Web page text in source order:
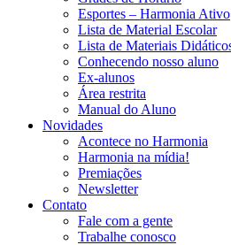
Esportes – Harmonia Ativo
Lista de Material Escolar
Lista de Materiais
Conhecendo nosso aluno
Ex-alunos
Área restrita
Manual do Aluno
Novidades
Acontece no Harmonia
Harmonia na mídia!
Premiações
Newsletter
Contato
Fale com a gente
Trabalhe conosco